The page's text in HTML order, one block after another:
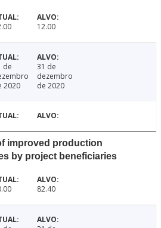
12.00
de
2020
31 de
dezembro
de 2020
improved production
by project beneficiaries
82.40